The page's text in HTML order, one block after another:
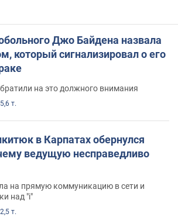
Джо Байдена назвала
который сигнализировал о его
на это должного внимания
т.
в Карпатах обернулся
ведущую несправедливо
на прямую коммуникацию в сети и
над "i"
т.